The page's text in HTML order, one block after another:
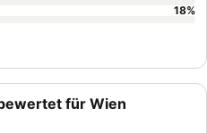
für Wien
18%